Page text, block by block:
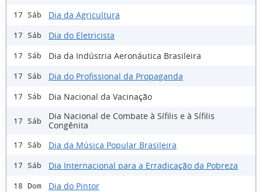
17 Sáb Dia da Agricultura
17 Sáb Dia do Eletricista
17 Sáb Dia da Indústria Aeronáutica Brasileira
17 Sáb Dia do Profissional da Propaganda
17 Sáb Dia Nacional da Vacinação
17 Sáb
Dia Nacional de Combate à Sífilis e à Sífilis
Congênita
17 Sáb Dia da Música Popular Brasileira
17 Sáb Dia Internacional para a Erradicação da Pobreza
18 Dom Dia do Pintor